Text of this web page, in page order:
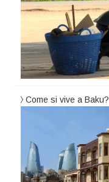
Come si vive a Baku?